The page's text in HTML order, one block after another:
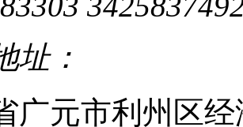
址：
广元市利州区